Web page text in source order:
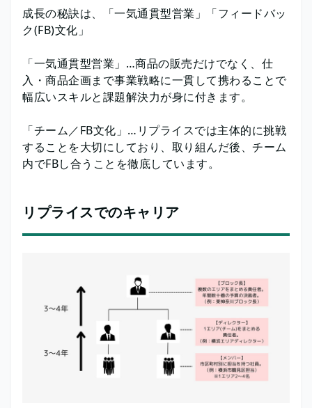
成長の秘訣は、「一気通貫型営業」「フィードバッ
ク(FB)文化」
「一気通貫型営業」…商品の販売だけでなく、仕
入・商品企画まで事業戦略に一貫して携わることで
幅広いスキルと課題解決力が身に付きます。
「チーム／FB文化」…リプライスでは主体的に挑戦
することを大切にしており、取り組んだ後、チーム
内でFBし合うことを徹底しています。
リプライスでのキャリア